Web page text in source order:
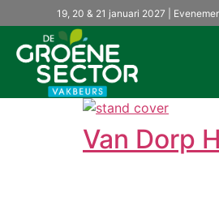
19, 20 & 21 januari 2027 |
Van Dorp